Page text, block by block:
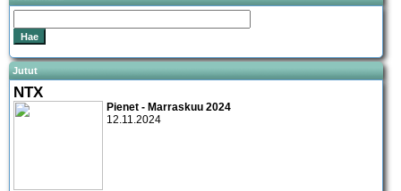
Jutut
NTX
Pienet - Marraskuu 2024
12.11.2024